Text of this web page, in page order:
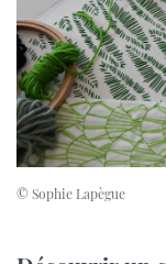
© Sophie Lapègue